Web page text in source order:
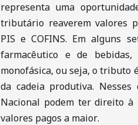
representa uma
tributário reaverem valores
PIS e COFINS. Em alguns
farmacêutico e de
monofásica, ou seja, o tributo
da cadeia produtiva. Nesses
Nacional podem ter direito à
valores pagos a maior.